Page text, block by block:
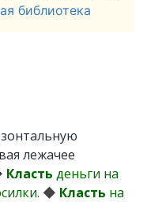
библиотека
лежачее
Класть деньги на
◆ Класть на